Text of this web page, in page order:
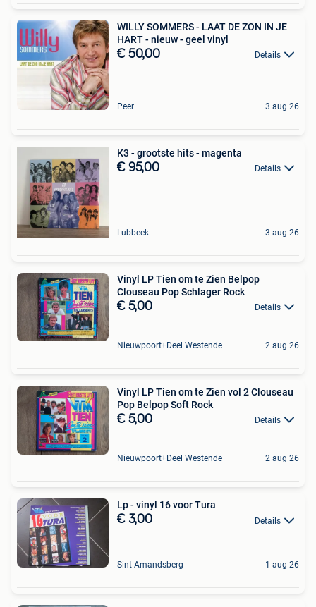
WILLY SOMMERS - LAAT DE ZON IN JE
HART - nieuw - geel vinyl
€ 50,00 Details
Peer 3 aug 26
K3 - grootste hits - magenta
€ 95,00 Details
Lubbeek 3 aug 26
Vinyl LP Tien om te Zien Belpop
Clouseau Pop Schlager Rock
€ 5,00 Details
Nieuwpoort+Deel Westende 2 aug 26
Vinyl LP Tien om te Zien vol 2 Clouseau
Pop Belpop Soft Rock
€ 5,00 Details
Nieuwpoort+Deel Westende 2 aug 26
Lp - vinyl 16 voor Tura
€ 3,00 Details
Sint-Amandsberg 1 aug 26